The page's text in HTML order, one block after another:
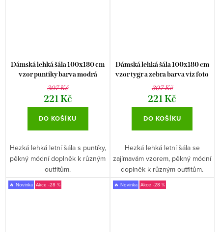
Dámská lehká šála 100x180 cm
vzor puntíky barva modrá
307 Kč
221 Kč
DO KOŠÍKU
Hezká lehká letní šála s puntíky,
pěkný módní doplněk k různým
outfitům.
Dámská lehká šála 100x180 cm
vzor tygr a zebra barva viz foto
307 Kč
221 Kč
DO KOŠÍKU
Hezká lehká letní šála se
zajímavám vzorem, pěkný módní
doplněk k různým outfitům.
🔥 Novinka -28 % 🔥 Novinka -28 %